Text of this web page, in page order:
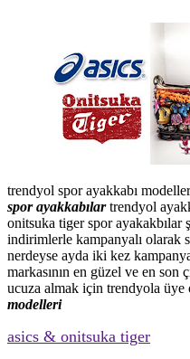
trendyol spor ayakkabı
spor ayakkabılartrendyol
onitsuka tiger spor ayakakbılar
indirimlerle kampanyalı olarak
nerdeyse ayda iki kez
markasının en güzel ve en son
ucuza almak için trendyola üye
modelleri
asics & onitsuka tiger